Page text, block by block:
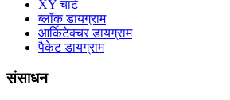
XY चार्ट
ब्लॉक डायग्राम
आर्किटेक्चर डायग्राम
पैकेट डायग्राम
संसाधन